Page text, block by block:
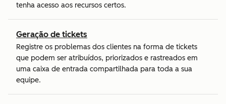
tenha acesso aos recursos certos.
Geração de tickets
Registre os problemas dos clientes na forma de tickets
que podem ser atribuídos, priorizados e rastreados em
uma caixa de entrada compartilhada para toda a sua
equipe.